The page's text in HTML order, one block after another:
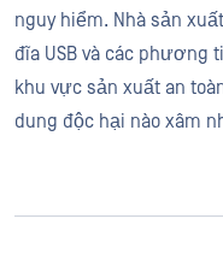
nguy hiểm. Nhà sản
đĩa USB và các phương
khu vực sản xuất an
dung độc hại nào xâm